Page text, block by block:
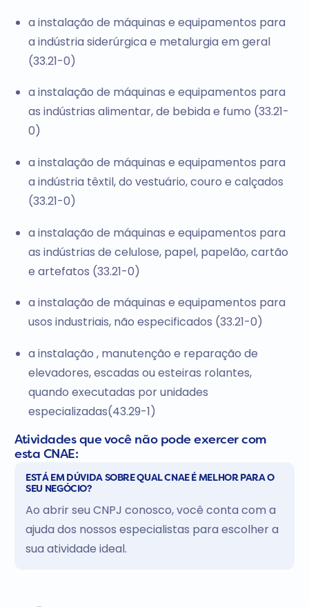
a instalação de máquinas e equipamentos para
a indústria siderúrgica e metalurgia em geral
(33.21-0)
a instalação de máquinas e equipamentos para
as indústrias alimentar, de bebida e fumo (33.21-
0)
a instalação de máquinas e equipamentos para
a indústria têxtil, do vestuário, couro e calçados
(33.21-0)
a instalação de máquinas e equipamentos para
as indústrias de celulose, papel, papelão, cartão
e artefatos (33.21-0)
a instalação de máquinas e equipamentos para
usos industriais, não especificados (33.21-0)
a instalação , manutenção e reparação de
elevadores, escadas ou esteiras rolantes,
quando executadas por unidades
especializadas(43.29-1)
Atividades que você não pode exercer com
esta CNAE:
ESTÁ EM DÚVIDA SOBRE QUAL CNAE É MELHOR PARA O
SEU NEGÓCIO?
Ao abrir seu CNPJ conosco, você conta com a
ajuda dos nossos especialistas para escolher a
sua atividade ideal.